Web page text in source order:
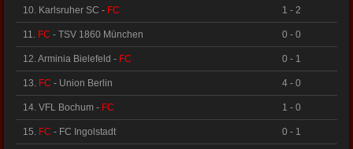
10. Karlsruher SC - FC 1 - 2
11. FC - TSV 1860 München 0 - 0
12. Arminia Bielefeld - FC 0 - 1
13. FC - Union Berlin 4 - 0
14. VFL Bochum - FC 1 - 0
15. FC - FC Ingolstadt 0 - 1